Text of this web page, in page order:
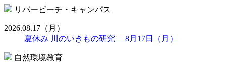
リバービーチ・キャンパス
2026.08.17 （月）
夏休み 川のいきもの研究 8月17日（月）
自然環境教育